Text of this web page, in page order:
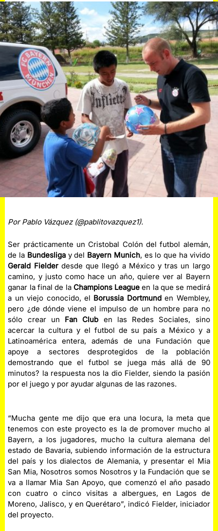
Por Pablo Vázquez (@pablitovazquez1).
Ser prácticamente un Cristobal Colón del futbol alemán,
de la Bundesligay del Bayern Munich, es lo que ha vivido
Gerald Fielderdesde que llegó a México y tras un largo
camino, y justo como hace un año, quiere ver al Bayern
ganar la final de la Champions League en la que se medirá
a un viejo conocido, el Borussia Dortmunden Wembley,
pero ¿de dónde viene el impulso de un hombre para no
sólo crear un Fan Club en las Redes Sociales, sino
acercar la cultura y el futbol de su país a México y a
Latinoamérica entera, además de una Fundación que
apoye a sectores desprotegidos de la población
demostrando que el futbol se juega más allá de 90
minutos? la respuesta nos la dio Fielder, siendo la pasión
por el juego y por ayudar algunas de las razones.
“Mucha gente me dijo que era una locura, la meta que
tenemos con este proyecto es la de promover mucho al
Bayern, a los jugadores, mucho la cultura alemana del
estado de Bavaria, subiendo información de la estructura
del país y los dialectos de Alemania, y presentar el Mia
San Mia, Nosotros somos Nosotros y la Fundación que se
va a llamar Mia San Apoyo, que comenzó el año pasado
con cuatro o cinco visitas a albergues, en Lagos de
Moreno, Jalisco, y en Querétaro”, indicó Fielder, iniciador
del proyecto.